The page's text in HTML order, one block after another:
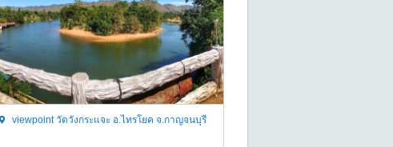
viewpoint วัดวังกระแจะ อ.ไทรโยค จ.กาญจนบุรี